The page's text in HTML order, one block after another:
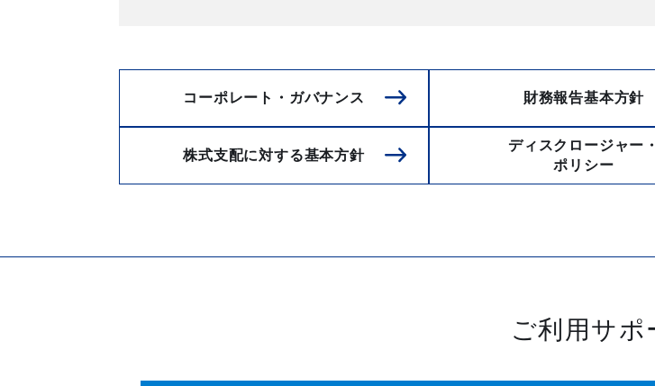
コーポレート・ガバナンス 財務報告基本方針
株式支配に対する基本方針
ディスクロージャー・
ポリシー
ご利用サポ